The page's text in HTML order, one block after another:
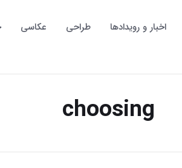
اخبار و رویدادها طراحی عکاسی
choosing